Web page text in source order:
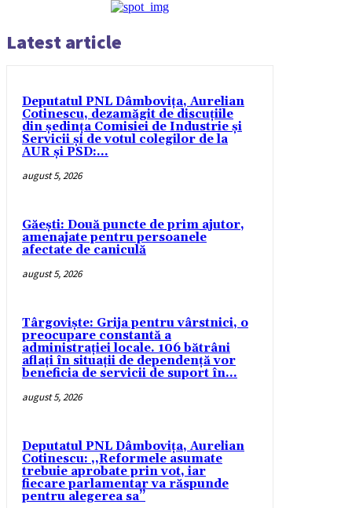
Latest article
Deputatul PNL Dâmbovița, Aurelian
Cotinescu, dezamăgit de discuțiile
din ședința Comisiei de Industrie și
Servicii și de votul colegilor de la
AUR și PSD:...
august 5, 2026
Găești: Două puncte de prim ajutor,
amenajate pentru persoanele
afectate de caniculă
august 5, 2026
Târgoviște: Grija pentru vârstnici, o
preocupare constantă a
administrației locale. 106 bătrâni
aflați în situații de dependență vor
beneficia de servicii de suport în...
august 5, 2026
Deputatul PNL Dâmbovița, Aurelian
Cotinescu: ,,Reformele asumate
trebuie aprobate prin vot, iar
fiecare parlamentar va răspunde
pentru alegerea sa’’